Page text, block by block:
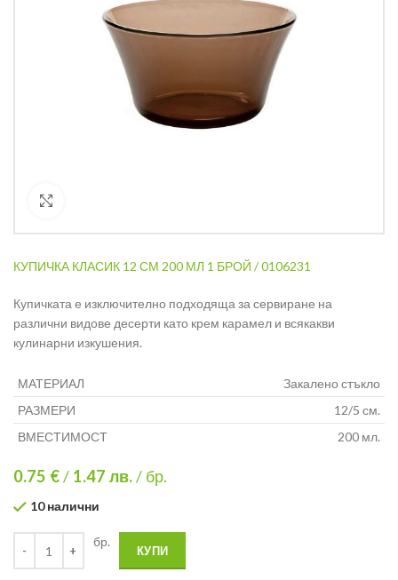
КУПИЧКА КЛАСИК 12 СМ 200 МЛ 1 БРОЙ / 0106231
Купичката е изключително подходяща за сервиране на
различни видове десерти като крем карамел и всякакви
кулинарни изкушения.
МАТЕРИАЛ
Закалено стъкло
РАЗМЕРИ
12/5 см.
ВМЕСТИМОСТ
200 мл.
0.75 €/ 1.47 лв./ бр.
10 налични
бр.
КУПИ